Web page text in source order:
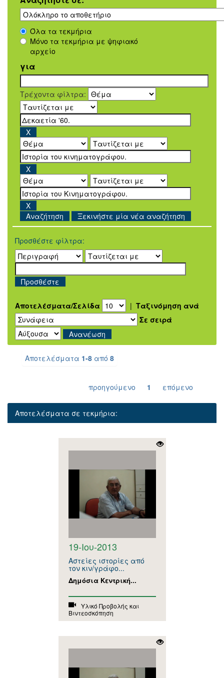
Όλα τα τεκμήρια
Μόνο τα τεκμήρια με ψηφιακό
αρχείο
για
Τρέχοντα φίλτρα:
Ξεκινήστε μία νέα αναζήτηση
Προσθέστε φίλτρα:
Αποτελέσματα/Σελίδα | Ταξινόμηση ανά
Σε σειρά
Αποτελέσματα 1-8 από 8
προηγούμενο 1 επόμενο
Αποτελέσματα σε τεκμήρια:
19-Ιου-2013
Αστείες ιστορίες από
τον κιν/γράφο...
Δημόσια Κεντρική...
Υλικό Προβολής και
Βιντεοσκόπηση